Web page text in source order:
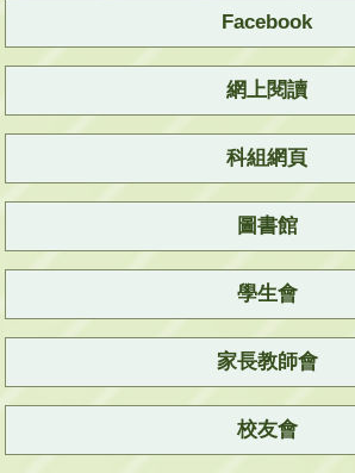
Facebook
網上閱讀
科組網頁
圖書館
學生會
家長教師會
校友會